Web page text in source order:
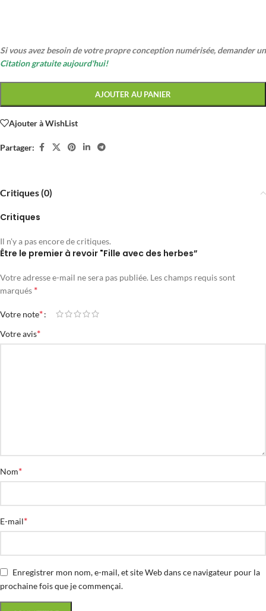
Si vous avez besoin de votre propre conception numérisée, demander un
Citation gratuite aujourd'hui!
AJOUTER AU PANIER
Ajouter à WishList
Partager:
Critiques (0)
Critiques
Il n'y a pas encore de critiques.
Être le premier à revoir "Fille avec des herbes”
Votre adresse e-mail ne sera pas publiée. Les champs requis sont
marqués *
Votre note*
Votre avis*
Nom*
E-mail*
Enregistrer mon nom, e-mail, et site Web dans ce navigateur pour la
prochaine fois que je commençai.